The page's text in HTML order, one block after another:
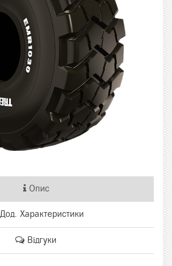
Опис
Дод. Характеристики
Відгуки